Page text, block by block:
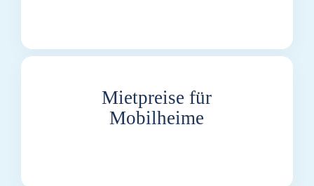
Mietpreise für
Mobilheime